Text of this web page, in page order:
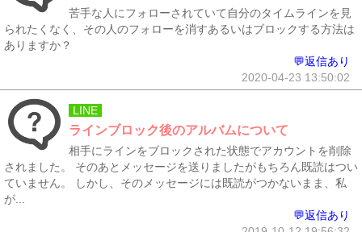
苦手な人にフォローされていて自分のタイムラインを見
られたくなく、その人のフォローを消すあるいはブロックする方法は
ありますか？
💬返信あり
2020-04-23 13:50:02
LINE
ラインブロック後のアルバムについて
相手にラインをブロックされた状態でアカウントを削除
されました。 そのあとメッセージを送りましたがもちろん既読はつい
ていません。 しかし、そのメッセージには既読がつかないまま、私
が...
💬返信あり